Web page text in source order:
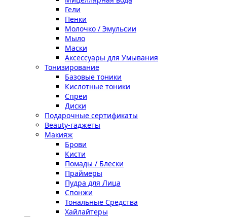
Гели
Пенки
Молочко / Эмульсии
Мыло
Маски
Аксессуары для Умывания
Тонизирование
Базовые тоники
Кислотные тоники
Спреи
Диски
Подарочные сертификаты
Beauty-гаджеты
Макияж
Брови
Кисти
Помады / Блески
Праймеры
Пудра для Лица
Спонжи
Тональные Средства
Хайлайтеры